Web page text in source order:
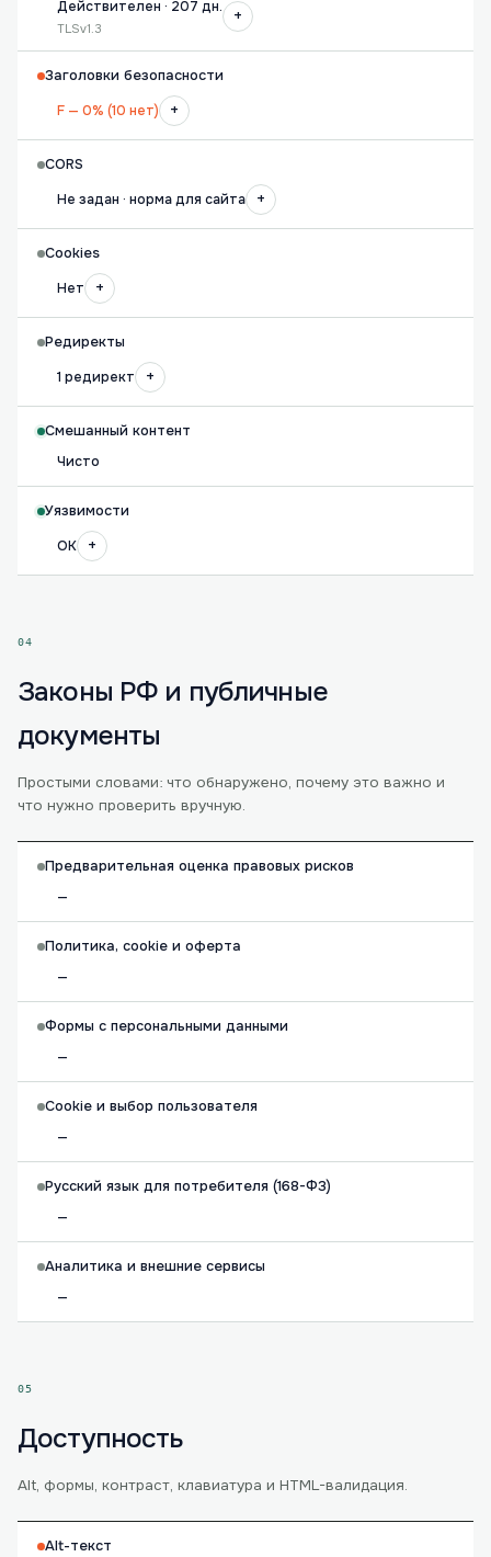
Действителен · 207 дн.
TLSv1.3
+
Заголовки безопасности
F — 0% (10 нет)
+
CORS
Не задан · норма для сайта
+
Cookies
Нет
+
Редиректы
1 редирект
+
Смешанный контент
Чисто
Уязвимости
OK
+
04
Законы РФ и публичные
документы
Простыми словами: что обнаружено, почему это важно и
что нужно проверить вручную.
Предварительная оценка правовых рисков
—
Политика, cookie и оферта
—
Формы с персональными данными
—
Cookie и выбор пользователя
—
Русский язык для потребителя (168-ФЗ)
—
Аналитика и внешние сервисы
—
05
Доступность
Alt, формы, контраст, клавиатура и HTML-валидация.
Alt-текст